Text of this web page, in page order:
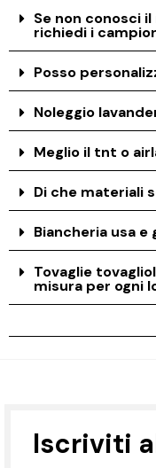
Se non conosci
richiedi i
Posso
Noleggio
Meglio il tnt o
Di che materiali
Biancheria usa
Tovaglie
misura per ogni
Iscriviti